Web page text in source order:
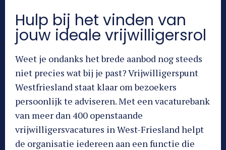
Hulp bij het vinden van
jouw ideale vrijwilligersrol
Weet je ondanks het brede aanbod nog steeds
niet precies wat bij je past? Vrijwilligerspunt
Westfriesland staat klaar om bezoekers
persoonlijk te adviseren. Met een vacaturebank
van meer dan 400 openstaande
vrijwilligersvacatures in West-Friesland helpt
de organisatie iedereen aan een functie die